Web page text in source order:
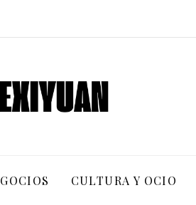
CULTURA Y OCIO